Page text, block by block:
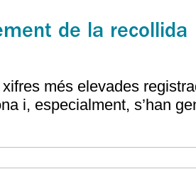
de la recollida
més elevades
i, especialment, s’han